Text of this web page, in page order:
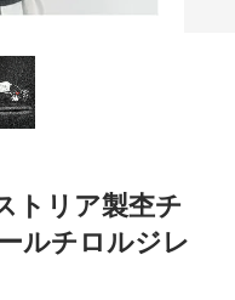
トリア製杢チ
ルチロルジレ